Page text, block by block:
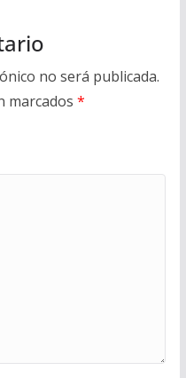
no será publicada.
marcados *